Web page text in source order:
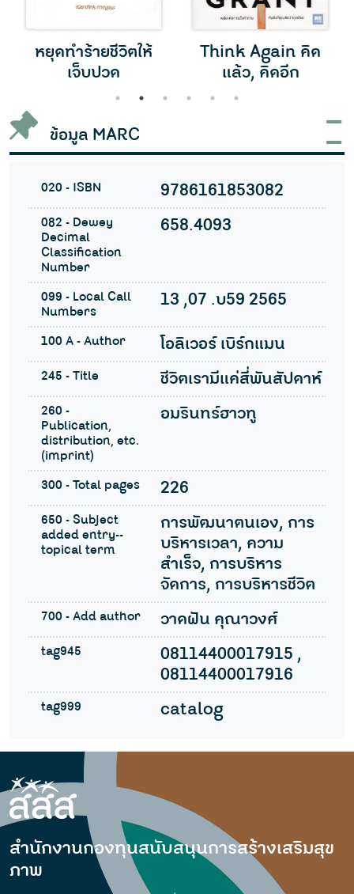
หยุดทำร้ายชีวิตให้
เจ็บปวด
Think Again คิด
แล้ว, คิดอีก
1 2 3 4 5 6
ข้อมูล MARC
020 - ISBN 9786161853082
082 - Dewey
Decimal
Classification
Number
658.4093
099 - Local Call
Numbers
13 ,07 .บ59 2565
100 A - Author โอลิเวอร์ เบิร์กแมน
245 - Title ชีวิตเรามีแค่สี่พันสัปดาห์
260 -
Publication,
distribution, etc.
(imprint)
อมรินทร์ฮาวทู
300 - Total pages 226
650 - Subject
added entry--
topical term
การพัฒนาตนเอง, การ
บริหารเวลา, ความ
สำเร็จ, การบริหาร
จัดการ, การบริหารชีวิต
700 - Add author วาดฝัน คุณาวงศ์
tag945
08114400017915 ,
08114400017916
tag999 catalog
สำนักงานกองทุนสนับสนุนการสร้างเสริมสุข
ภาพ